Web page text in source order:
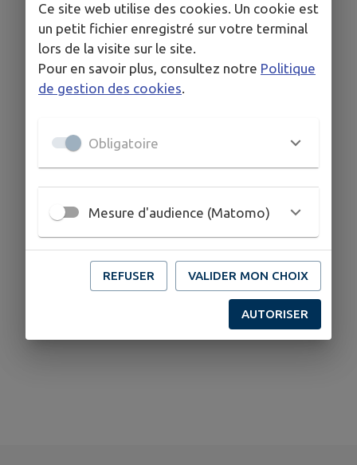
Ce site web utilise des cookies. Un cookie est
un petit fichier enregistré sur votre terminal
lors de la visite sur le site.
Pour en savoir plus, consultez notre Politique
de gestion des cookies.
Obligatoire
Mesure d'audience (Matomo)
REFUSER VALIDER MON CHOIX
AUTORISER